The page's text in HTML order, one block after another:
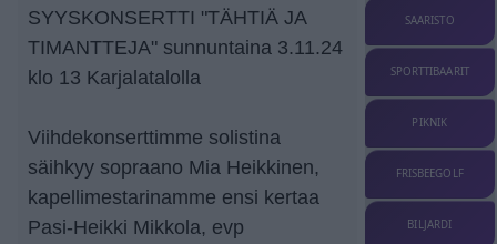
SYYSKONSERTTI "TÄHTIÄ JA
TIMANTTEJA" sunnuntaina 3.11.24
klo 13 Karjalatalolla
Viihdekonserttimme solistina
säihkyy sopraano Mia Heikkinen,
kapellimestarinamme ensi kertaa
Pasi-Heikki Mikkola, evp
SAARISTO
SPORTTIBAARIT
PIKNIK
FRISBEEGOLF
BILJARDI